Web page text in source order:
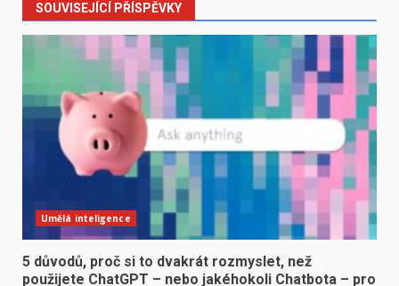
SOUVISEJÍCÍ PŘÍSPĚVKY
Umělá inteligence
5 důvodů, proč si to dvakrát rozmyslet, než
použijete ChatGPT – nebo jakéhokoli Chatbota – pro